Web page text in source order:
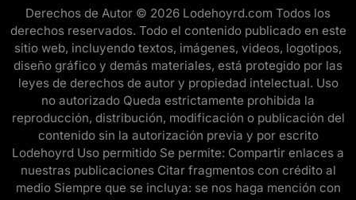
Derechos de Autor © 2026 Lodehoyrd.com Todos los
derechos reservados. Todo el contenido publicado en este
sitio web, incluyendo textos, imágenes, videos, logotipos,
diseño gráfico y demás materiales, está protegido por las
leyes de derechos de autor y propiedad intelectual. Uso
no autorizado Queda estrictamente prohibida la
reproducción, distribución, modificación o publicación del
contenido sin la autorización previa y por escrito
Lodehoyrd Uso permitido Se permite: Compartir enlaces a
nuestras publicaciones Citar fragmentos con crédito al
medio Siempre que se incluya: se nos haga mención con